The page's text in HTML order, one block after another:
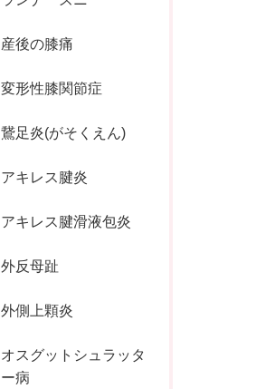
産後の膝痛
変形性膝関節症
鵞足炎(がそくえん)
アキレス腱炎
アキレス腱滑液包炎
外反母趾
外側上顆炎
オスグットシュラッタ
ー病